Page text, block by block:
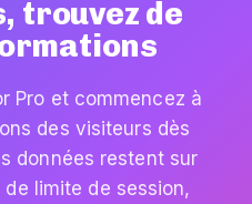
trouvez de
Pro et commencez à
des visiteurs dès
données restent sur
limite de session,